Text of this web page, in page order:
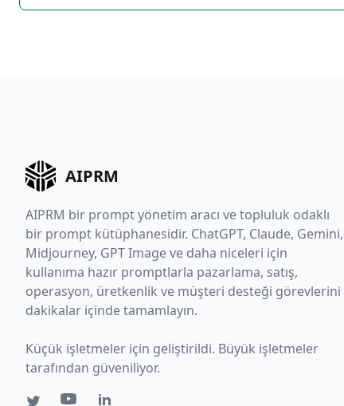
AIPRM
AIPRM bir prompt yönetim aracı ve topluluk odaklı
bir prompt kütüphanesidir. ChatGPT, Claude, Gemini,
Midjourney, GPT Image ve daha niceleri için
kullanıma hazır promptlarla pazarlama, satış,
operasyon, üretkenlik ve müşteri desteği görevlerini
dakikalar içinde tamamlayın.
Küçük işletmeler için geliştirildi. Büyük işletmeler
tarafından güveniliyor.